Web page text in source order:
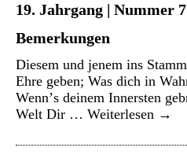
19. Jahrgang | Nummer
Bemerkungen
Diesem und jenem ins
Ehre geben; Was dich in
Wennʼs deinem Innersten
Welt Dir … Weiterlesen →